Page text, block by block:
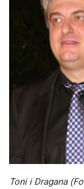
Toni i Dragana